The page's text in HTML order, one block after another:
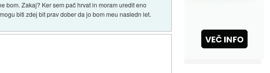
bom. Zakaj? Ker sem pač hrvat in moram uredit eno
biti zdej bit prav dober da jo bom meu nasledn let.